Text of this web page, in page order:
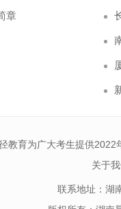
章
教育为广大考生提供2022
关于
联系地址：湖